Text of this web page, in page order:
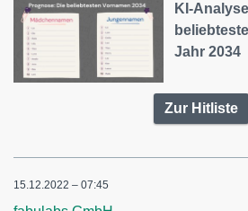
KI-
Jahr 2034
Zur Hitliste
15.12.2022 – 07:45